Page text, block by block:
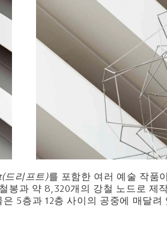
드리프트)를 포함한 여러 예술 작품
봉과 약 8,320개의 강철 노드로 제
5층과 12층 사이의 공중에 매달려